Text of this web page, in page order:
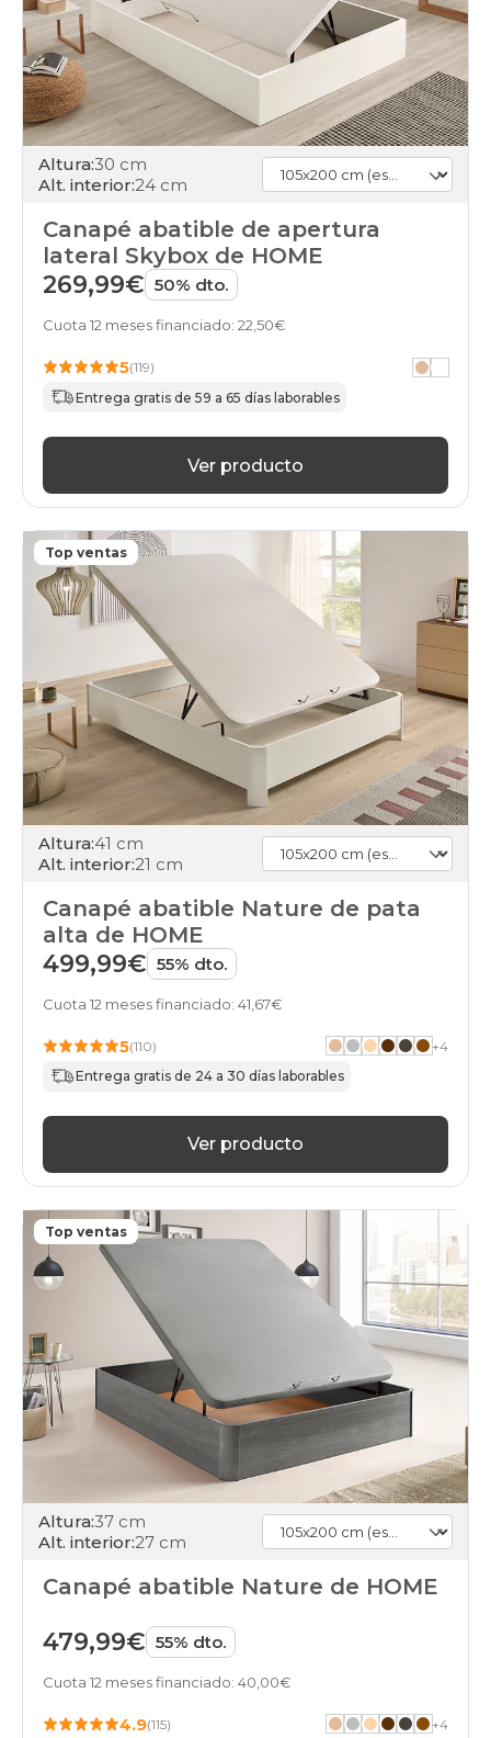
Altura:30 cm
Alt. interior:24 cm
Canapé abatible de apertura
lateral Skybox de HOME
269,99€ 50% dto.
Cuota 12 meses financiado: 22,50€
5(119)
Entrega gratis de 59 a 65 días laborables
Ver producto
Top ventas
Altura:41 cm
Alt. interior:21 cm
Canapé abatible Nature de pata
alta de HOME
499,99€ 55% dto.
Cuota 12 meses financiado: 41,67€
5(110) +4
Entrega gratis de 24 a 30 días laborables
Ver producto
Top ventas
Altura:37 cm
Alt. interior:27 cm
Canapé abatible Nature de HOME
479,99€ 55% dto.
Cuota 12 meses financiado: 40,00€
4.9(115) +4